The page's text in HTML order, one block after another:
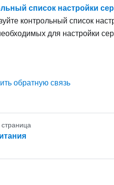
список настройки
контрольный список
для настройки
обратную связь